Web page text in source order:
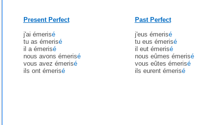
Present Perfect
j'ai émerisé
tu as émerisé
il a émerisé
nous avons émerisé
vous avez émerisé
ils ont émerisé
Past Perfect
j'eus émerisé
tu eus émerisé
il eut émerisé
nous eûmes émerisé
vous eûtes émerisé
ils eurent émerisé